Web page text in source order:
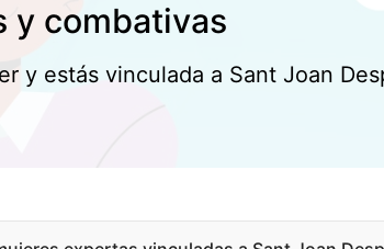
y combativas
y estás vinculada a Sant Joan